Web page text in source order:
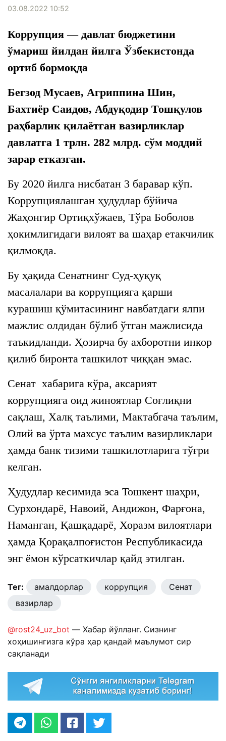
03.08.2022 10:52
Коррупция — давлат бюджетини
ўмариш йилдан йилга Ўзбекистонда
ортиб бормоқда
Бегзод Мусаев, Агриппина Шин,
Бахтиёр Саидов, Абдуқодир Тошқулов
раҳбарлик қилаётган вазирликлар
давлатга 1 трлн. 282 млрд. сўм моддий
зарар етказган.
Бу 2020 йилга нисбатан 3 баравар кўп.
Коррупциялашган ҳудудлар бўйича
Жаҳонгир Ортиқхўжаев, Тўра Боболов
ҳокимлигидаги вилоят ва шаҳар етакчилик
қилмоқда.
Бу ҳақида Сенатнинг Суд-ҳуқуқ
масалалари ва коррупцияга қарши
курашиш қўмитасининг навбатдаги ялпи
мажлис олдидан бўлиб ўтган мажлисида
таъкидланди. Ҳозирча бу ахборотни инкор
қилиб биронта ташкилот чиққан эмас.
Сенат хабарига кўра, аксарият
коррупцияга оид жиноятлар Соғлиқни
сақлаш, Халқ таълими, Мактабгача таълим,
Олий ва ўрта махсус таълим вазирликлари
ҳамда банк тизими ташкилотларига тўғри
келган.
Ҳудудлар кесимида эса Тошкент шаҳри,
Сурхондарё, Навоий, Андижон, Фарғона,
Наманган, Қашқадарё, Хоразм вилоятлари
ҳамда Қорақалпоғистон Республикасида
энг ёмон кўрсаткичлар қайд этилган.
Тег: амалдорлар коррупция
Сенат
вазирлар
@rost24_uz_bot — Хабар йўлланг. Сизнинг
хоҳишингизга кўра ҳар қандай маълумот сир
сақланади